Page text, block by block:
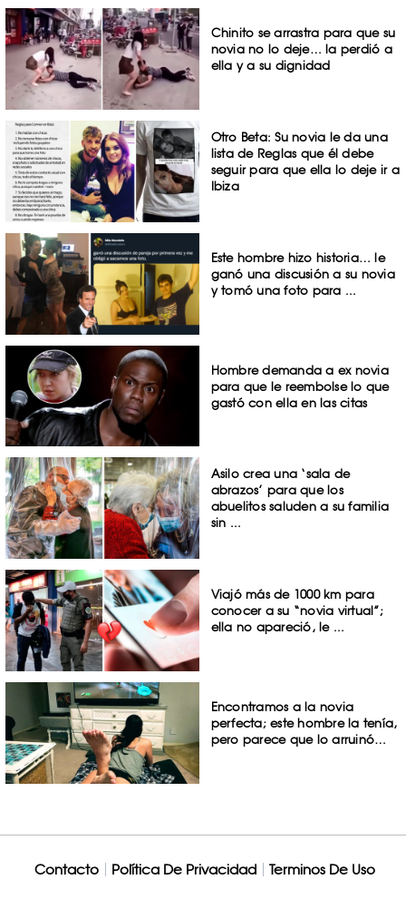
Chinito se arrastra para que su
novia no lo deje… la perdió a
ella y a su dignidad
Otro Beta: Su novia le da una
lista de Reglas que él debe
seguir para que ella lo deje ir a
Ibiza
Este hombre hizo historia… le
ganó una discusión a su novia
y tomó una foto para ...
Hombre demanda a ex novia
para que le reembolse lo que
gastó con ella en las citas
Asilo crea una ‘sala de
abrazos’ para que los
abuelitos saluden a su familia
sin ...
Viajó más de 1000 km para
conocer a su “novia virtual”;
ella no apareció, le ...
Encontramos a la novia
perfecta; este hombre la tenía,
pero parece que lo arruinó…
Contacto Política De Privacidad Terminos De Uso